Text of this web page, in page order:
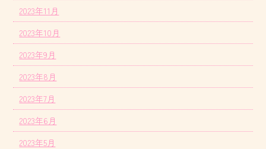
2023年11月
2023年10月
2023年9月
2023年8月
2023年7月
2023年6月
2023年5月